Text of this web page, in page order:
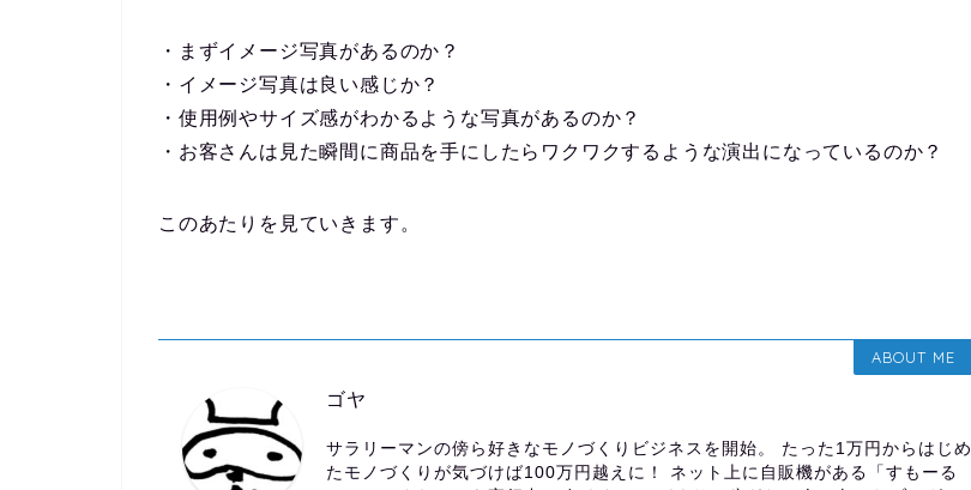
・まずイメージ写真があるのか？
・イメージ写真は良い感じか？
・使用例やサイズ感がわかるような写真があるのか？
・お客さんは見た瞬間に商品を手にしたらワクワクするような演出になっているのか？
このあたりを見ていきます。
ABOUT ME
ゴヤ
サラリーマンの傍ら好きなモノづくりビジネスを開始。 たった1万円からはじめ
たモノづくりが気づけば100万円越えに！ ネット上に自販機がある「すもーる